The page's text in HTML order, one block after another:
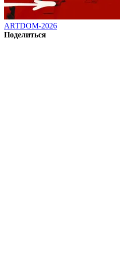
ARTDOM-2026
Поделиться